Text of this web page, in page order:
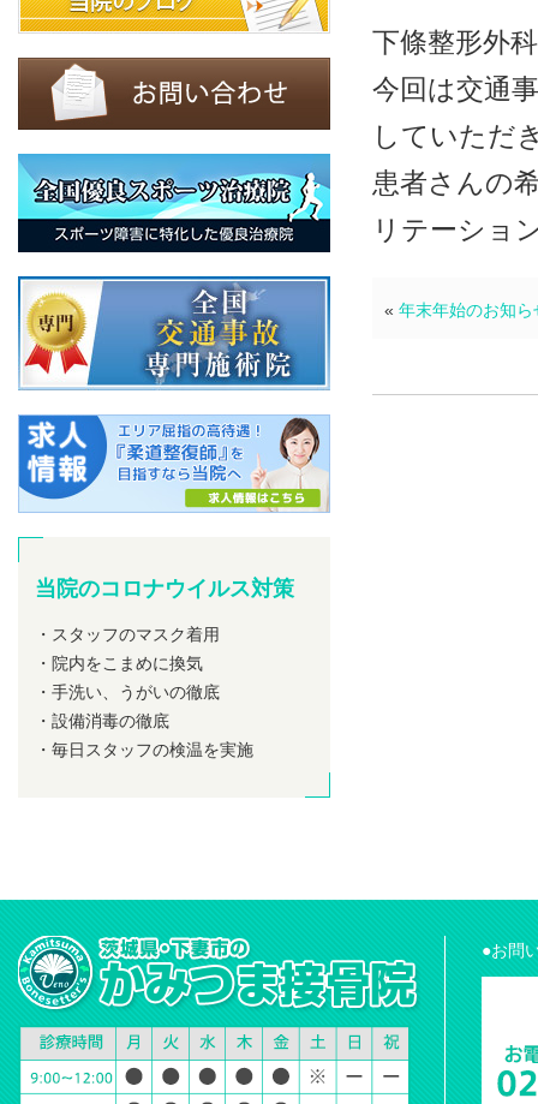
下條整形外
今回は交通
していただ
患者さんの
リテーショ
« 年末年始のお知ら
当院のコロナウイルス対策
・スタッフのマスク着用
・院内をこまめに換気
・手洗い、うがいの徹底
・設備消毒の徹底
・毎日スタッフの検温を実施
●お問